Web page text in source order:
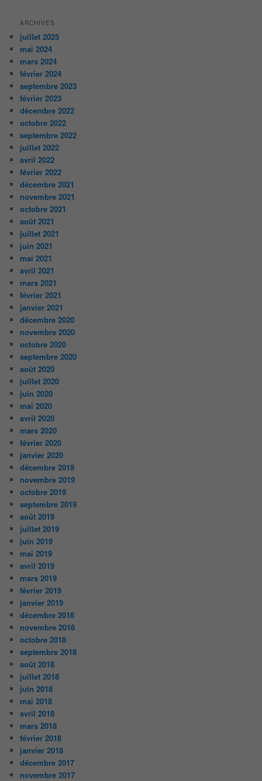
ARCHIVES
juillet 2025
mai 2024
mars 2024
février 2024
septembre 2023
février 2023
décembre 2022
octobre 2022
septembre 2022
juillet 2022
avril 2022
février 2022
décembre 2021
novembre 2021
octobre 2021
août 2021
juillet 2021
juin 2021
mai 2021
avril 2021
mars 2021
février 2021
janvier 2021
décembre 2020
novembre 2020
octobre 2020
septembre 2020
août 2020
juillet 2020
juin 2020
mai 2020
avril 2020
mars 2020
février 2020
janvier 2020
décembre 2019
novembre 2019
octobre 2019
septembre 2019
août 2019
juillet 2019
juin 2019
mai 2019
avril 2019
mars 2019
février 2019
janvier 2019
décembre 2018
novembre 2018
octobre 2018
septembre 2018
août 2018
juillet 2018
juin 2018
mai 2018
avril 2018
mars 2018
février 2018
janvier 2018
décembre 2017
novembre 2017